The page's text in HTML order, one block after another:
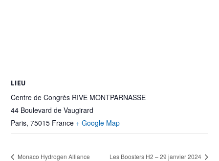
LIEU
Centre de Congrès RIVE MONTPARNASSE
44 Boulevard de Vaugirard
Paris, 75015 France + Google Map
Monaco Hydrogen Alliance Les Boosters H2 – 29 janvier 2024